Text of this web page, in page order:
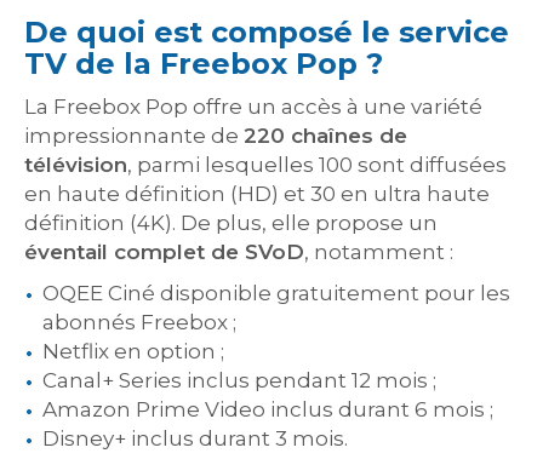
De quoi est composé le service
TV de la Freebox Pop ?
La Freebox Pop offre un accès à une variété
impressionnante de 220 chaînes de
télévision, parmi lesquelles 100 sont diffusées
en haute définition (HD) et 30 en ultra haute
définition (4K). De plus, elle propose un
éventail complet de SVoD, notamment :
OQEE Ciné disponible gratuitement pour les
abonnés Freebox ;
Netflix en option ;
Canal+ Series inclus pendant 12 mois ;
Amazon Prime Video inclus durant 6 mois ;
Disney+ inclus durant 3 mois.